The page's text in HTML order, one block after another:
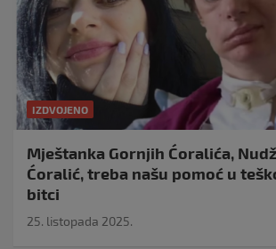
IZDVOJENO
Mještanka Gornjih Ćoralića,
Ćoralić, treba našu pomoć u
bitci
25. listopada 2025.